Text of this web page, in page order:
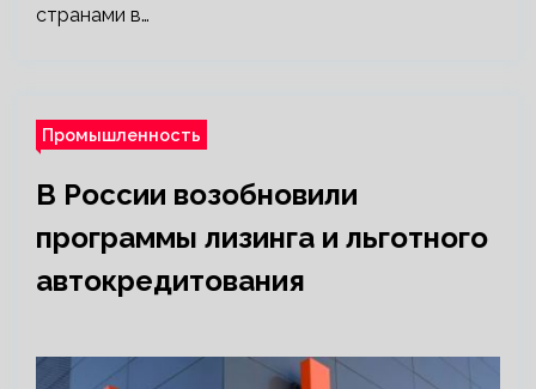
странами в…
Промышленность
В России возобновили
программы лизинга и льготного
автокредитования